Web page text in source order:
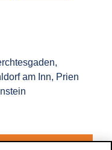
am Inn, Prien